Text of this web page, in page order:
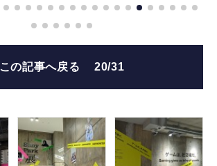
この記事へ戻る 20/31